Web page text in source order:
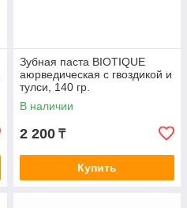
Зубная паста BIOTIQUE
аюрведическая с гвоздикой и
тулси, 140 гр.
В наличии
2 200 ₸
Купить